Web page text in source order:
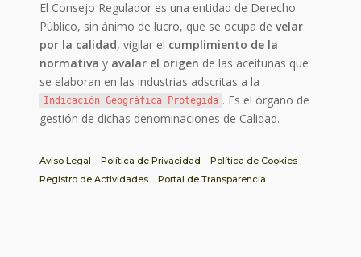
El Consejo Regulador es una entidad de Derecho
Público, sin ánimo de lucro, que se ocupa develar
por la calidad, vigilar el cumplimiento de la
normativa y avalar el origen de las aceitunas que
se elaboran en las industrias adscritas a la
Indicación Geográfica Protegida . Es el órgano de
gestión de dichas denominaciones de Calidad.
Aviso Legal Política de Privacidad
Política de Cookies
Registro de Actividades
Portal de Transparencia